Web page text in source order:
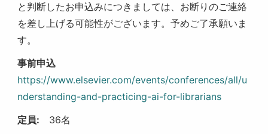
と判断したお申込みにつきましては、お断りのご連絡
を差し上げる可能性がございます。予めご了承願いま
す。
事前申込
https://www.elsevier.com/events/conferences/all/u
nderstanding-and-practicing-ai-for-librarians
定員: 36名